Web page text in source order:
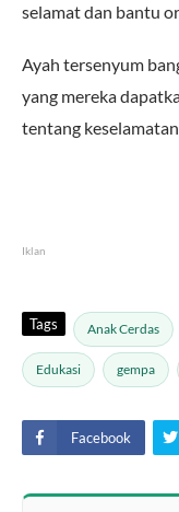
selamat dan bantu
Ayah tersenyum
yang mereka
tentang
Iklan
Tags Anak Cerdas
Edukasi gempa
Facebook